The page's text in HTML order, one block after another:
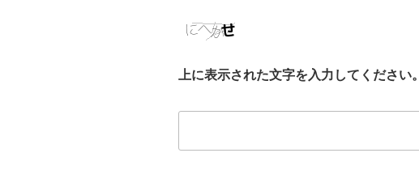
上に表示された文字を入力してください。